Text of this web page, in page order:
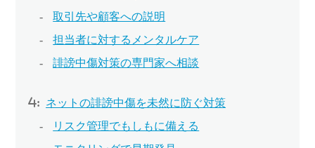
取引先や顧客への説明
担当者に対するメンタルケア
誹謗中傷対策の専門家へ相談
ネットの誹謗中傷を未然に防ぐ対策
リスク管理でもしもに備える